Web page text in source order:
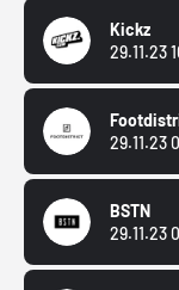
Kickz
29.11.23
29.11.23
BSTN
29.11.23